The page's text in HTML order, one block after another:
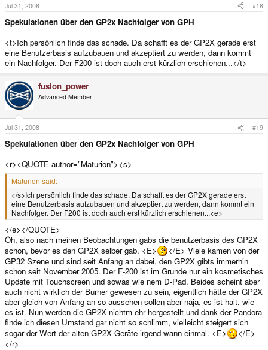
Jul 31, 2008 #18
Spekulationen über den GP2x Nachfolger von GPH
<t>Ich persönlich finde das schade. Da schafft es der GP2X gerade erst
eine Benutzerbasis aufzubauen und akzeptiert zu werden, dann kommt
ein Nachfolger. Der F200 ist doch auch erst kürzlich erschienen...</t>
fusion_power
Advanced Member
Jul 31, 2008 #19
Spekulationen über den GP2x Nachfolger von GPH
<r><QUOTE author="Maturion"><s>
Maturion said:
</s>Ich persönlich finde das schade. Da schafft es der GP2X gerade erst
eine Benutzerbasis aufzubauen und akzeptiert zu werden, dann kommt ein
Nachfolger. Der F200 ist doch auch erst kürzlich erschienen...<e>
</e></QUOTE>
Öh, also nach meinen Beobachtungen gabs die benutzerbasis des GP2X
schon, bevor es den GP2X selber gab. <E>
</E> Viele kamen von der
GP32 Szene und sind seit Anfang an dabei, den GP2X gibts immerhin
schon seit November 2005. Der F-200 ist im Grunde nur ein kosmetisches
Update mit Touchscreen und sowas wie nem D-Pad. Beides scheint aber
auch nicht wirklich der Burner gewesen zu sein, eigentlich hätte der GP2X
aber gleich von Anfang an so aussehen sollen aber naja, es ist halt, wie
es ist. Nun werden die GP2X nichtm ehr hergestellt und dank der Pandora
finde ich diesen Umstand gar nicht so schlimm, vielleicht steigert sich
sogar der Wert der alten GP2X Geräte irgend wann einmal. <E>
</E>
</r>